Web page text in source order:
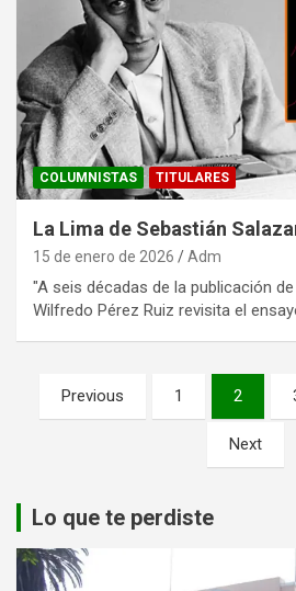
COLUMNISTAS TITULARES
La Lima de Sebastián
15 de enero de 2026 Adm
"A seis décadas de la publicación
Wilfredo Pérez Ruiz revisita el
Paginación
de
Previous 1 2
Next
Lo que te perdiste